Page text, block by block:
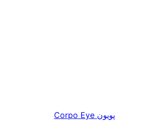
پويون Corpo Eye